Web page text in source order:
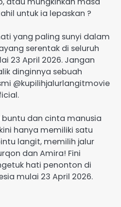
untuk ia lepaskan ?
yang paling sunyi dalam
serentak di seluruh
23 April 2026. Jangan
dinginnya sebuah
@kupilihjalurlangitmovie
dan cinta manusia
hanya memiliki satu
langit, memilih jalur
dan Amira! Fini
hati penonton di
mulai 23 April 2026.